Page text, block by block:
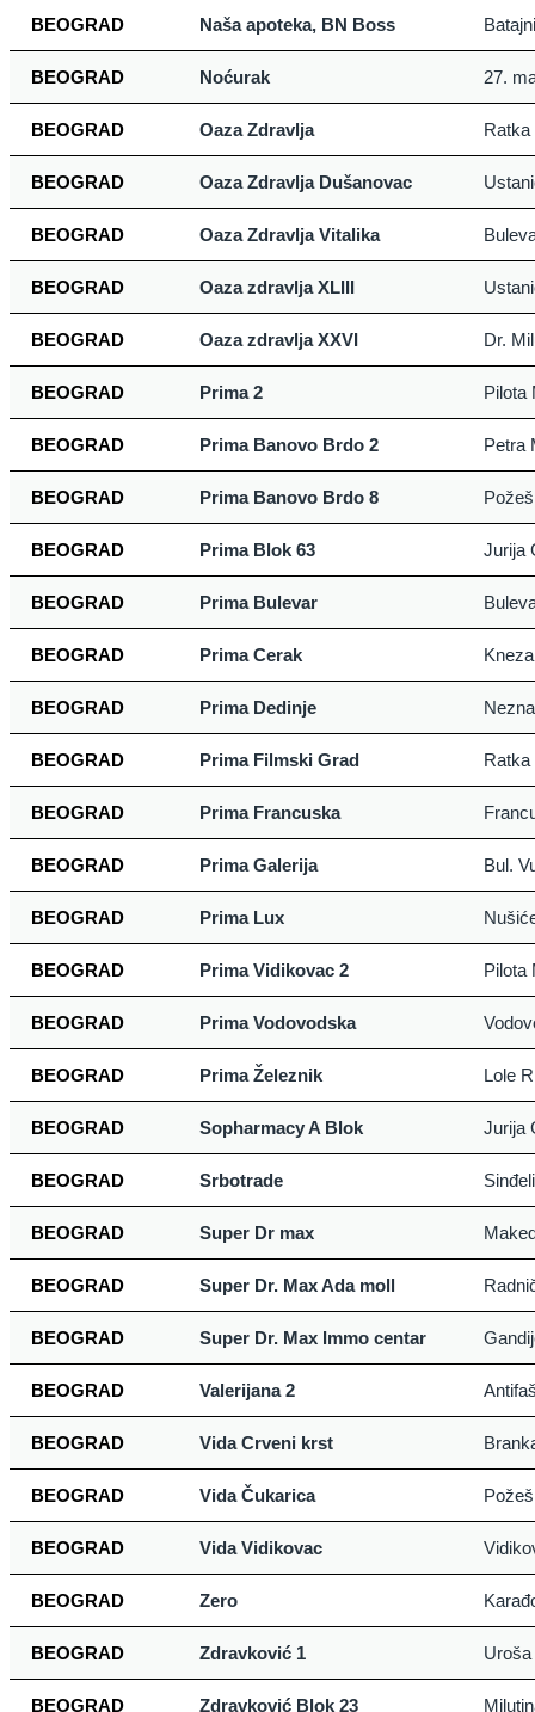
BEOGRAD Naša apoteka, BN Boss
BEOGRAD Noćurak 27.
BEOGRAD Oaza Zdravlja Ratka
BEOGRAD Oaza Zdravlja Dušanovac
BEOGRAD Oaza Zdravlja Vitalika
BEOGRAD Oaza zdravlja XLIII
BEOGRAD Oaza zdravlja XXVI Dr.
BEOGRAD Prima 2 Pilota
BEOGRAD Prima Banovo Brdo 2 Petra
BEOGRAD Prima Banovo Brdo 8
BEOGRAD Prima Blok 63 Jurija
BEOGRAD Prima Bulevar
BEOGRAD Prima Cerak
BEOGRAD Prima Dedinje
BEOGRAD Prima Filmski Grad Ratka
BEOGRAD Prima Francuska
BEOGRAD Prima Galerija Bul.
BEOGRAD Prima Lux
BEOGRAD Prima Vidikovac 2 Pilota
BEOGRAD Prima Vodovodska
BEOGRAD Prima Železnik Lole
BEOGRAD Sopharmacy A Blok Jurija
BEOGRAD Srbotrade
BEOGRAD Super Dr max
BEOGRAD Super Dr. Max Ada moll
BEOGRAD Super Dr. Max Immo centar
BEOGRAD Valerijana 2
BEOGRAD Vida Crveni krst
BEOGRAD Vida Čukarica
BEOGRAD Vida Vidikovac
BEOGRAD Zero
BEOGRAD Zdravković 1
BEOGRAD Zdravković Blok 23